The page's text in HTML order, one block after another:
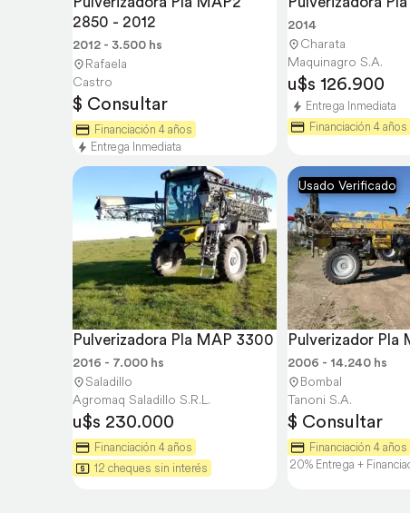
2850 - 2012
2012 - 3.500 hs
Rafaela
Castro
$ Consultar
Financiación 4 años
Entrega Inmediata
2014
Charata
Maquinagro S.A.
u$s 126.900
Entrega Inmediata
Financiación 4 años
Pulverizadora Pla MAP 3300
2016 - 7.000 hs
Saladillo
Agromaq Saladillo S.R.L.
u$s 230.000
Financiación 4 años
12 cheques sin interés
Usado Verificado
Pulverizador Pla
2006 - 14.240 hs
Bombal
Tanoni S.A.
$ Consultar
Financiación 4 años
20% Entrega +